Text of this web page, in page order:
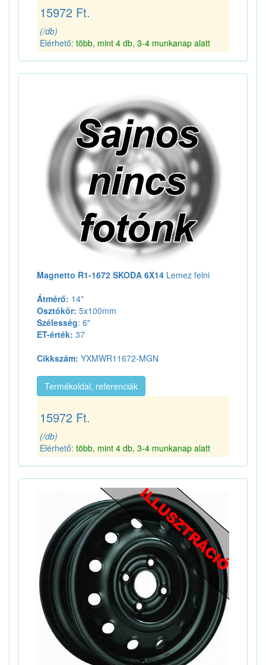
15972 Ft.
(/db)
Elérhető: több, mint 4 db, 3-4 munkanap alatt
Magnetto R1-1672 SKODA 6X14 Lemez felni
Átmérő: 14"
Osztókör: 5x100mm
Szélesség: 6"
ET-érték: 37
Cikkszám: YXMWR11672-MGN
Termékoldal, referenciák
15972 Ft.
(/db)
Elérhető: több, mint 4 db, 3-4 munkanap alatt